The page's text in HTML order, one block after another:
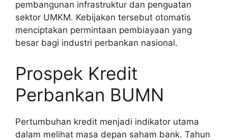
pembangunan infrastruktur dan penguatan
sektor UMKM. Kebijakan tersebut otomatis
menciptakan permintaan pembiayaan yang
besar bagi industri perbankan nasional.
Prospek Kredit
Perbankan BUMN
Pertumbuhan kredit menjadi indikator utama
dalam melihat masa depan saham bank. Tahun